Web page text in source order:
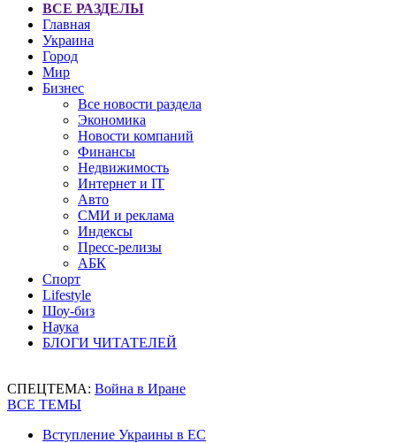
ВСЕ РАЗДЕЛЫ
Главная
Украина
Город
Мир
Бизнес
Все новости раздела
Экономика
Новости компаний
Финансы
Недвижимость
Интернет и IT
Авто
СМИ и реклама
Индексы
Пресс-релизы
АБК
Спорт
Lifestyle
Шоу-биз
Наука
БЛОГИ ЧИТАТЕЛЕЙ
СПЕЦТЕМА: Война в Иране
ВСЕ ТЕМЫ
Вступление Украины в ЕС